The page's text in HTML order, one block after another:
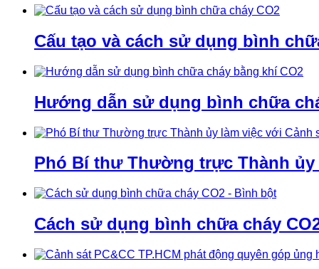
Cấu tạo và cách sử dụng bình
Hướng dẫn sử dụng bình chữa
Phó Bí thư Thường trực Thành ủy
Cách sử dụng bình chữa cháy